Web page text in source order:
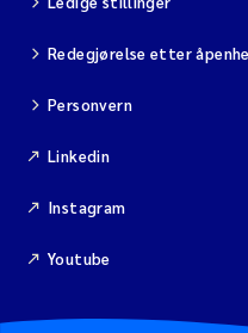
Redegjørelse etter
Personvern
Linkedin
Instagram
Youtube